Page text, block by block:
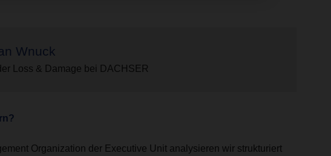
Wnuck
Loss & Damage bei DACHSER
Organization der Executive Unit analysieren wir strukturiert